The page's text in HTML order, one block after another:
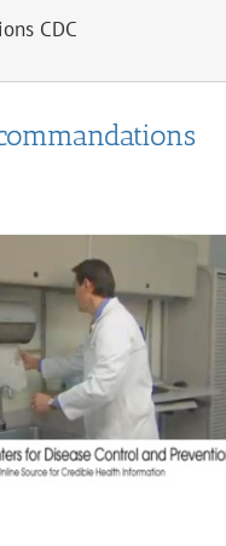
CDC